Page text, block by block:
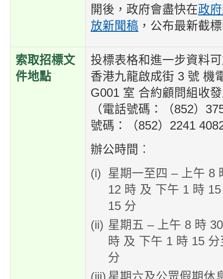
開後，政府會盡快在政
放新聞稿 ，公布最新截
索取招標文
件地點
投標表格和進一步資料
香港九龍啟成街 3 號 機
G001 室 合約顧問組收
（電話號碼：（852）
號碼：（852）2241
辦公時間︰
星期一至四 – 上午 8
12 時 及 下午 1 時
15 分
星期五 – 上午 8 時
時 及 下午 1 時 15
分